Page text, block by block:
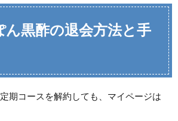
ん黒酢の退会方法と手
期コースを解約しても、マイページは